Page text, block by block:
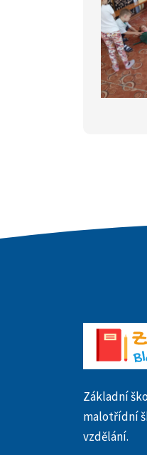
Základní
malotřídní
vzdělání.